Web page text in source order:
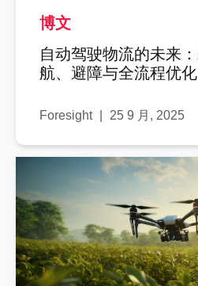
博文
自动驾驶物流的未来
航、避障与全流程优化
Foresight 25 9 月, 2025